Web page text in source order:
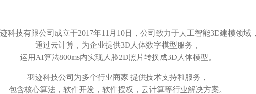
科技有限公司成立于2017年11月10日，公司致力于人工智能3D建模领域，
通过云计算，为企业提供3D人体数字模型服务，
运用AI算法800ms内实现人脸2D照片转换成3D人体模型。
羽迹科技公司为多个行业商家 提供技术支持和服务，
包含核心算法，软件开发，软件授权，云计算等行业解决方案。